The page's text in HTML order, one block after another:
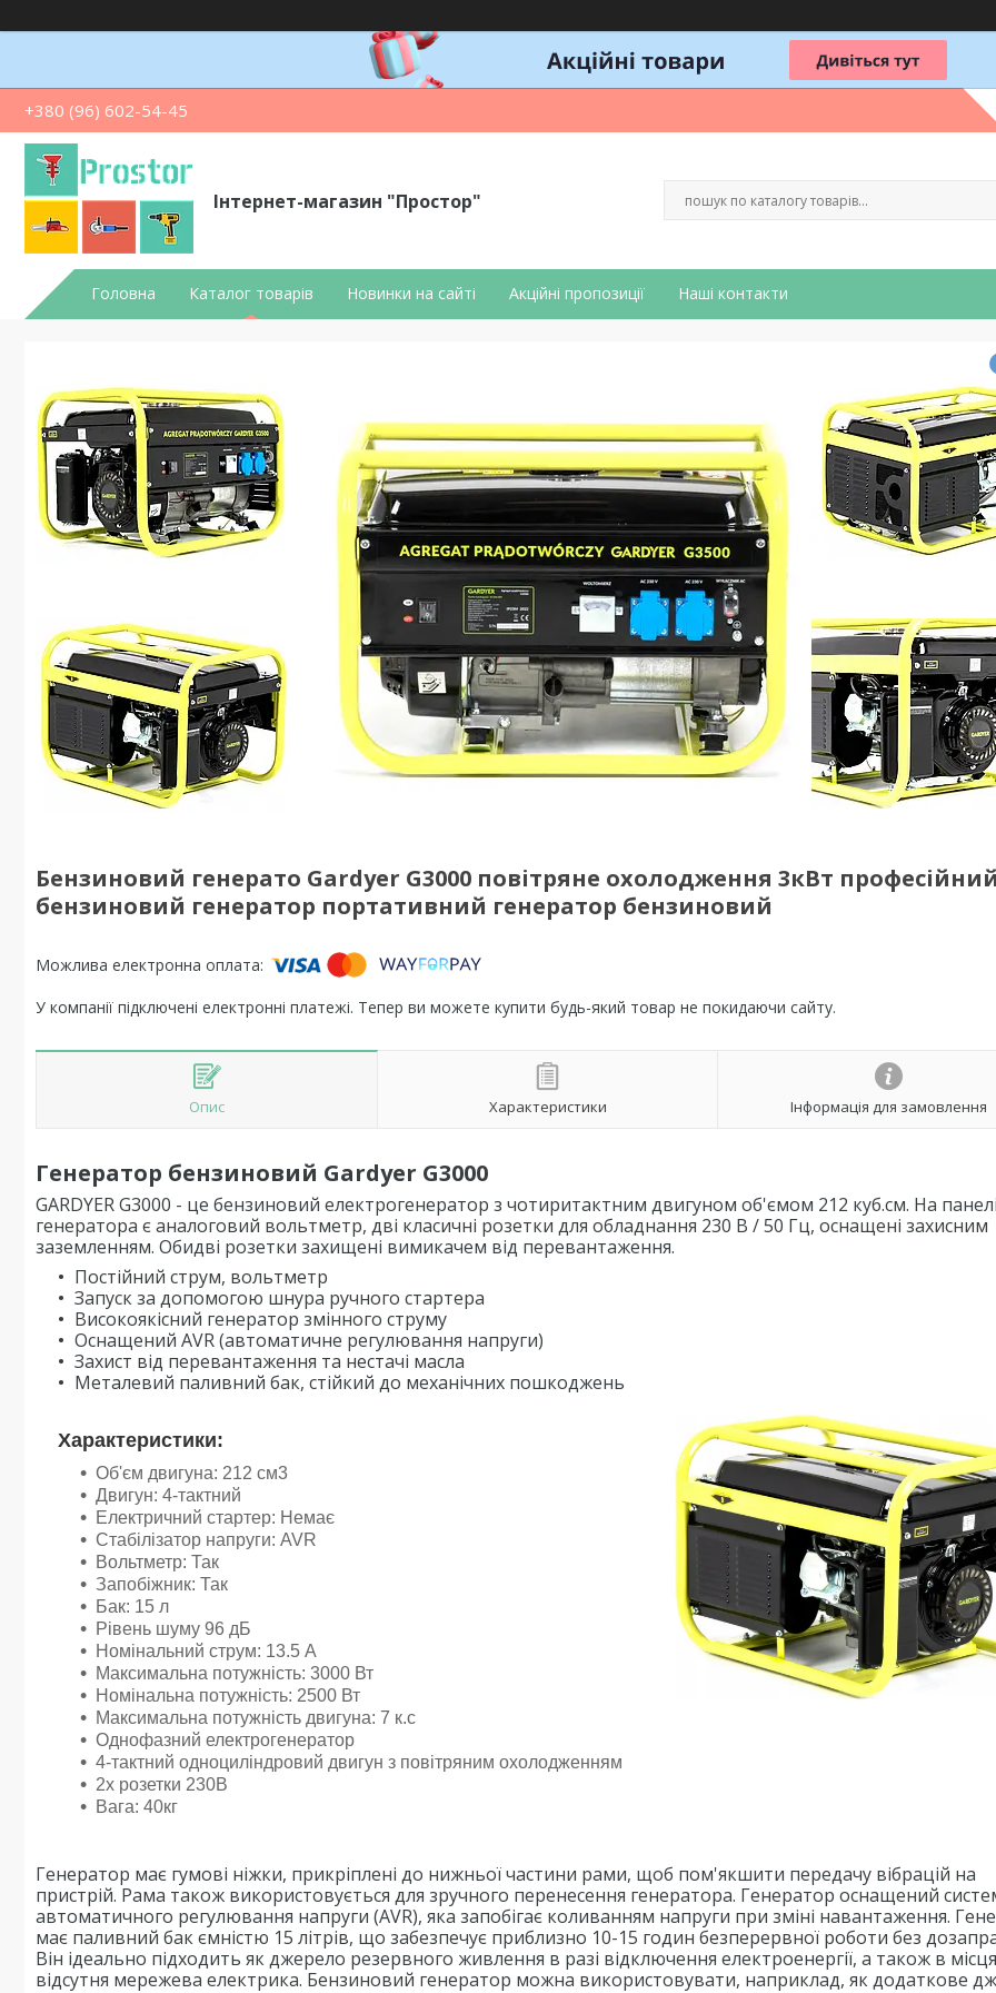
+380 (96) 602-54-45
Інтернет-магазин "Простор"
Головна Каталог товарів Новинки на сайті Акційні пропозиції Наші контакти
Бензиновий генерато Gardyer G3000 повітряне охолодження 3кВт
бензиновий генератор портативний генератор бензиновий
У компанії підключені електронні платежі. Тепер ви можете купити будь-який товар не покидаючи сайту.
Опис Характеристики Інформація для замовлення
Генератор бензиновий Gardyer G3000
GARDYER G3000 - це бензиновий електрогенератор з чотиритактним двигуном об'ємом 212 куб.см. На
генератора є аналоговий вольтметр, дві класичні розетки для обладнання 230 В / 50 Гц, оснащені захисним
заземленням. Обидві розетки захищені вимикачем від перевантаження.
Постійний струм, вольтметр
Запуск за допомогою шнура ручного стартера
Високоякісний генератор змінного струму
Оснащений AVR (автоматичне регулювання напруги)
Захист від перевантаження та нестачі масла
Металевий паливний бак, стійкий до механічних пошкоджень
Характеристики:
Об'єм двигуна: 212 см3
Двигун: 4-тактний
Електричний стартер: Немає
Стабілізатор напруги: AVR
Вольтметр: Так
Запобіжник: Так
Бак: 15 л
Рівень шуму 96 дБ
Номінальний струм: 13.5 А
Максимальна потужність: 3000 Вт
Номінальна потужність: 2500 Вт
Максимальна потужність двигуна: 7 к.с
Однофазний електрогенератор
4-тактний одноциліндровий двигун з повітряним охолодженням
2х розетки 230В
Вага: 40кг
Генератор має гумові ніжки, прикріплені до нижньої частини рами, щоб пом'якшити передачу вібрацій на
пристрій. Рама також використовується для зручного перенесення генератора. Генератор оснащений
автоматичного регулювання напруги (AVR), яка запобігає коливанням напруги при зміні навантаження.
має паливний бак ємністю 15 літрів, що забезпечує приблизно 10-15 годин безперервної роботи без
Він ідеально підходить як джерело резервного живлення в разі відключення електроенергії, а також в
відсутня мережева електрика. Бензиновий генератор можна використовувати, наприклад, як додаткове